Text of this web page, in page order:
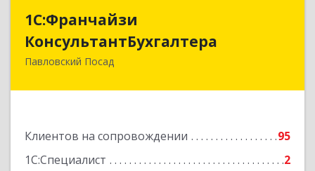
1С:Франчайзи
КонсультантБухгалтера
Павловский Посад
Клиентов на сопровождении
95
1С:Специалист
2
КонсультантБухгалтера
142500, Московская обл, Павловский Посад г,